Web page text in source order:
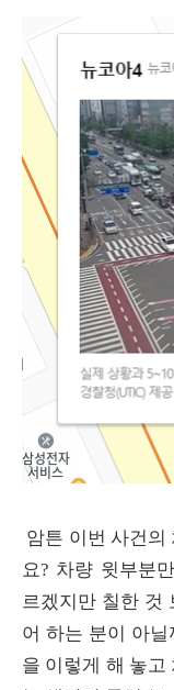
암튼 이번 사건의
요? 차량 윗부분
르겠지만 칠한 것
어 하는 분이 아
을 이렇게 해 놓고